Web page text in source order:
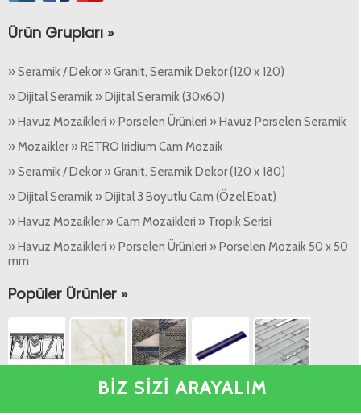
BİZ SİZİ ARAYALIM
Ürün Grupları »
» Seramik / Dekor » Granit, Seramik Dekor (120 x 120)
» Dijital Seramik » Dijital Seramik (30x60)
» Havuz Mozaikleri » Porselen Ürünleri » Havuz Porselen Seramik
» Mozaikler » RETRO Iridium Cam Mozaik
» Seramik / Dekor » Granit, Seramik Dekor (120 x 180)
» Dijital Seramik » Dijital 3 Boyutlu Cam (Özel Ebat)
» Havuz Mozaikler » Cam Mozaikleri » Tropik Serisi
» Havuz Mozaikleri » Porselen Ürünleri » Porselen Mozaik 50 x 50
mm
Popüler Ürünler »